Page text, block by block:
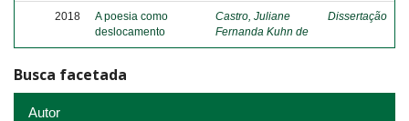
2018
A poesia como
deslocamento
Castro, Juliane
Fernanda Kuhn de
Dissertação
Busca facetada
Autor